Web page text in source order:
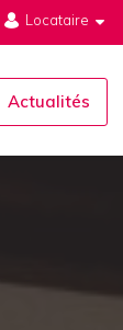
Locataire
Actualités